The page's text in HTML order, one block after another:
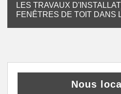
LES TRAVAUX
FENÊTRES DE TOIT DANS
Nous